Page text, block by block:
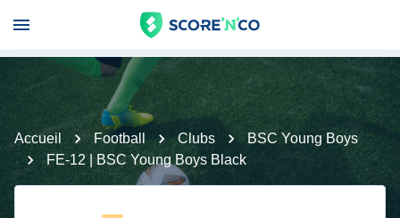
Accueil Football Clubs
BSC Young Boys
FE-12 | BSC Young Boys Black